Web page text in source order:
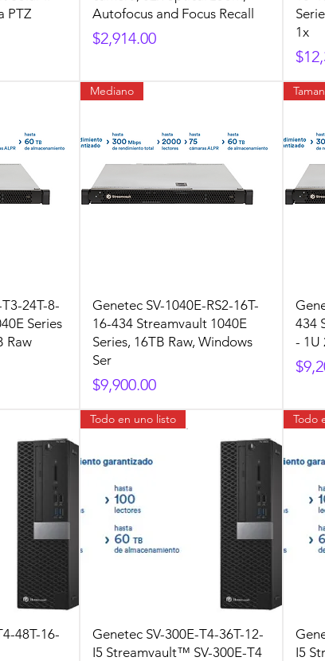
PTZ
Autofocus and Focus Recall
Precio
$2,914.00
1x
24T-8-
Series
Raw
Mediano
Genetec SV-1040E-RS2-16T-
16-434 Streamvault 1040E
Series, 16TB Raw, Windows
Ser
Precio
$9,900.00
434
- 1U
48T-16-
Todo en uno listo
Genetec SV-300E-T4-36T-12-
I5 Streamvault™ SV-300E-T4
Todo
I5